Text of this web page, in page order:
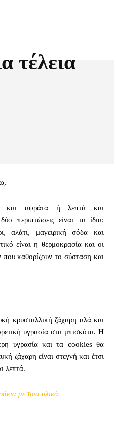
τέλεια
και αφράτα ή λεπτά και
περιπτώσεις είναι τα ίδια:
αλάτι, μαγειρική σόδα και
είναι η θερμοκρασία και οι
καθορίζουν το σύσταση και
κρυσταλλική ζάχαρη αλά και
υγρασία στα μπισκότα. Η
υγρασία και τα cookies θα
ζάχαρη είναι στεγνή και έτσι
λεπτά.
με τρια υλικά